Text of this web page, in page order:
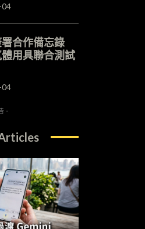
署合作備忘錄
用具聯合測試
-